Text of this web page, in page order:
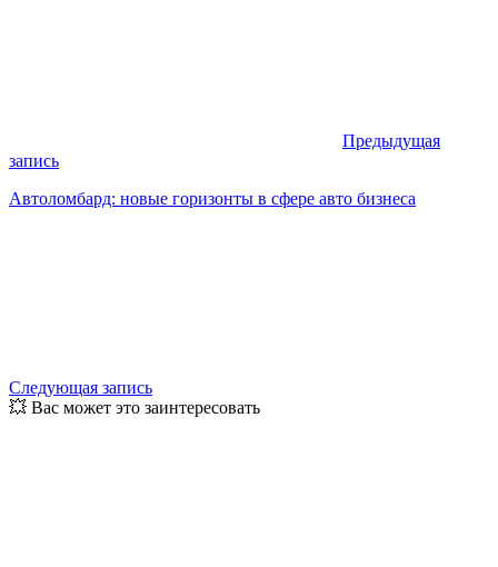
Предыдущая
запись
Автоломбард: новые горизонты в сфере авто бизнеса
Следующая запись
💥 Вас может это заинтересовать